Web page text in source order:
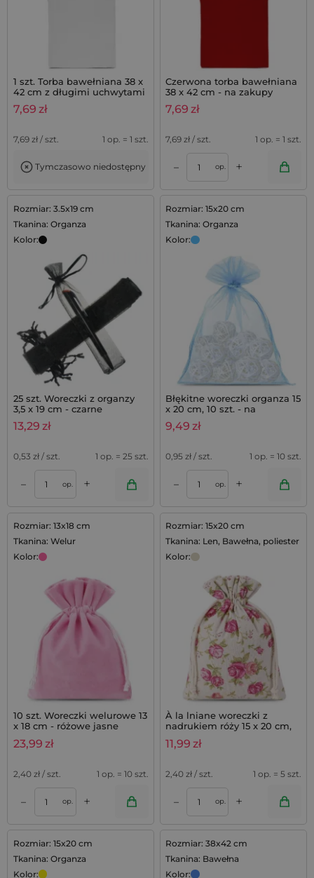
1 szt. Torba bawełniana 38 x
42 cm z długimi uchwytami
- biała
7,69 zł
7,69 zł / szt. 1 op. = 1 szt.
Tymczasowo niedostępny
Czerwona torba bawełniana
38 x 42 cm - na zakupy
7,69 zł
7,69 zł / szt. 1 op. = 1 szt.
– op. +
Rozmiar: 3.5x19 cm
Tkanina: Organza
Kolor:
25 szt. Woreczki z organzy
3,5 x 19 cm - czarne
13,29 zł
0,53 zł / szt. 1 op. = 25 szt.
– op. +
Rozmiar: 15x20 cm
Tkanina: Organza
Kolor:
Błękitne woreczki organza 15
x 20 cm, 10 szt. - na
upominki i prezenty
9,49 zł
0,95 zł / szt. 1 op. = 10 szt.
– op. +
Rozmiar: 13x18 cm
Tkanina: Welur
Kolor:
10 szt. Woreczki welurowe 13
x 18 cm - różowe jasne
23,99 zł
2,40 zł / szt. 1 op. = 10 szt.
– op. +
Rozmiar: 15x20 cm
Tkanina: Len, Bawełna, poliester
Kolor:
À la lniane woreczki z
nadrukiem róży 15 x 20 cm,
kolor naturalny - zestaw 5
sztuk
11,99 zł
2,40 zł / szt. 1 op. = 5 szt.
– op. +
Rozmiar: 15x20 cm
Tkanina: Organza
Kolor:
Rozmiar: 38x42 cm
Tkanina: Bawełna
Kolor: